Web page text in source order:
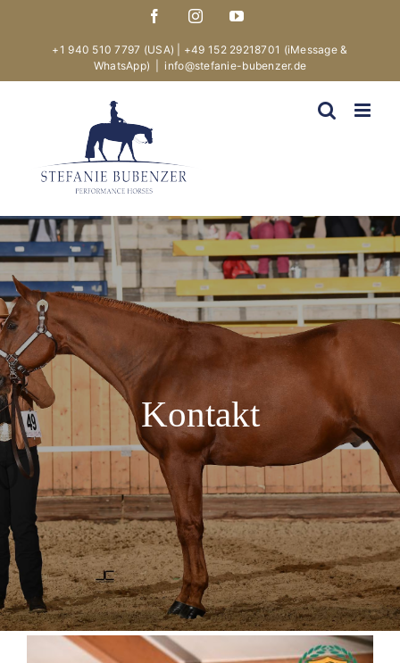
content
FacebookInstagramYouTube
+1 940 510 7797 (USA) +49 152 29218701 (iMessage &
WhatsApp)
info@stefanie-bubenzer.de
Kontakt